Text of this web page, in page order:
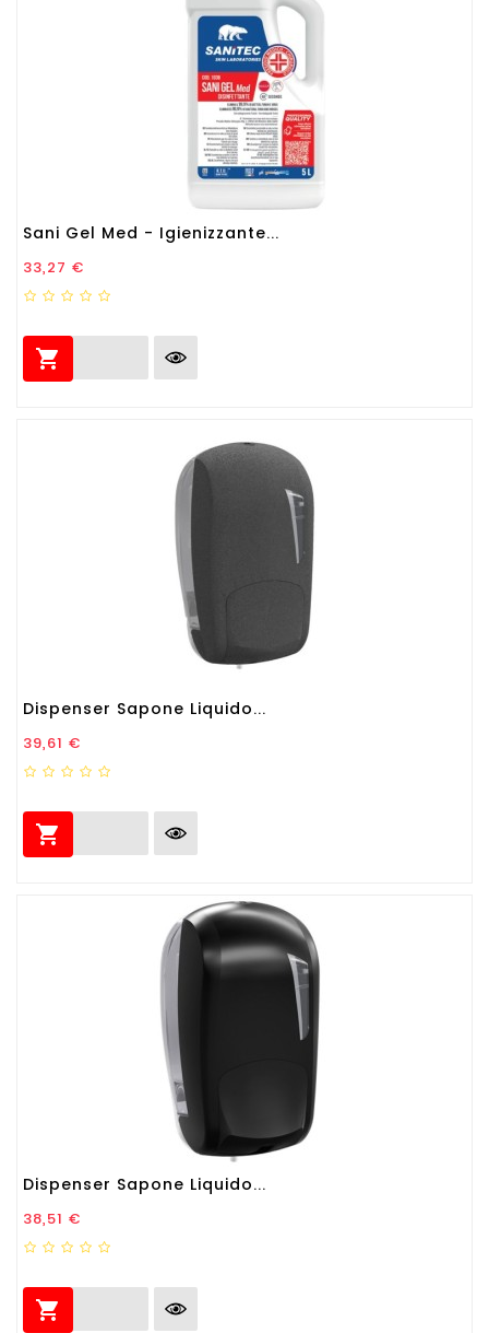
Sani Gel Med - Igienizzante...
Prezzo
33,27 €

Dispenser Sapone Liquido...
Prezzo
39,61 €

Dispenser Sapone Liquido...
Prezzo
38,51 €
